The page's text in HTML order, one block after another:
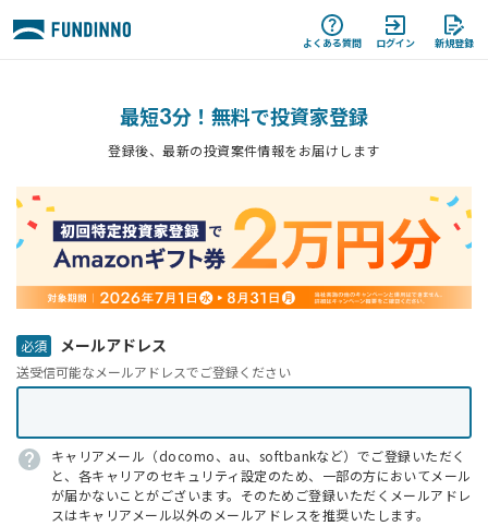
よくある質問 ログイン 新規登録
最短3分！無料で投資家登録
登録後、最新の投資案件情報をお届けします
メールアドレス
送受信可能なメールアドレスでご登録ください
キャリアメール（docomo、au、softbankなど）でご登録いただく
と、各キャリアのセキュリティ設定のため、一部の方においてメール
が届かないことがございます。そのためご登録いただくメールアドレ
スはキャリアメール以外のメールアドレスを推奨いたします。